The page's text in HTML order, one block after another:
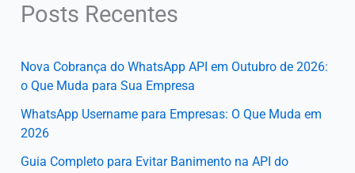
Posts Recentes
Nova Cobrança do WhatsApp API em Outubro de 2026:
o Que Muda para Sua Empresa
WhatsApp Username para Empresas: O Que Muda em
2026
Guia Completo para Evitar Banimento na API do